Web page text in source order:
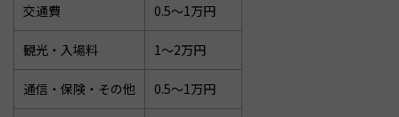
交通費 0.5〜1万円
観光・入場料 1〜2万円
通信・保険・その他 0.5〜1万円